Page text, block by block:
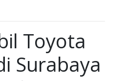
Toyota
Surabaya